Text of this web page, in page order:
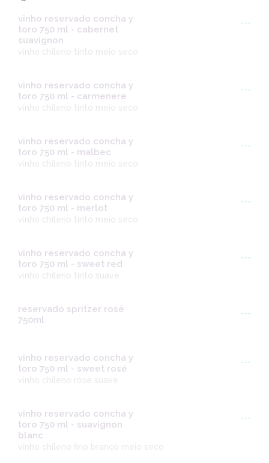
vinho reservado concha y
toro 750 ml - cabernet
suavignon
---
vinho chileno tinto meio seco
vinho reservado concha y
toro 750 ml - carmenere
---
vinho chileno tinto meio seco
vinho reservado concha y
toro 750 ml - malbec
---
vinho chileno tinto meio seco
vinho reservado concha y
toro 750 ml - merlot
---
vinho chileno tinto meio seco
vinho reservado concha y
toro 750 ml - sweet red
---
vinho chileno tinto suave
reservado spritzer rosé
750ml
---
vinho reservado concha y
toro 750 ml - sweet rosé
---
vinho chileno rosé suave
vinho reservado concha y
toro 750 ml - suavignon
blanc
---
vinho chileno fino branco meio seco